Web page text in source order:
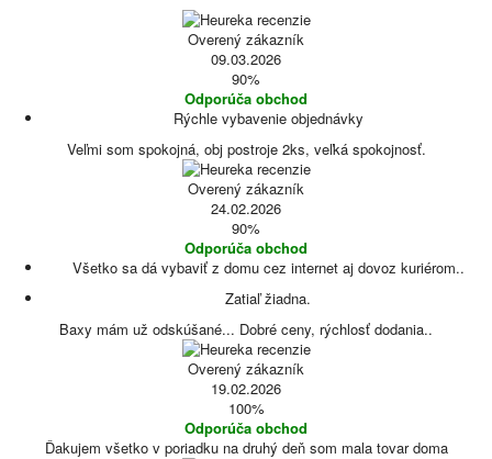
Overený zákazník
09.03.2026
90%
Odporúča obchod
Rýchle vybavenie objednávky
Veľmi som spokojná, obj postroje 2ks, veľká spokojnosť.
Overený zákazník
24.02.2026
90%
Odporúča obchod
Všetko sa dá vybaviť z domu cez internet aj dovoz kuriérom..
Zatiaľ žiadna.
Baxy mám už odskúšané... Dobré ceny, rýchlosť dodania..
Overený zákazník
19.02.2026
100%
Odporúča obchod
Ďakujem všetko v poriadku na druhý deň som mala tovar doma